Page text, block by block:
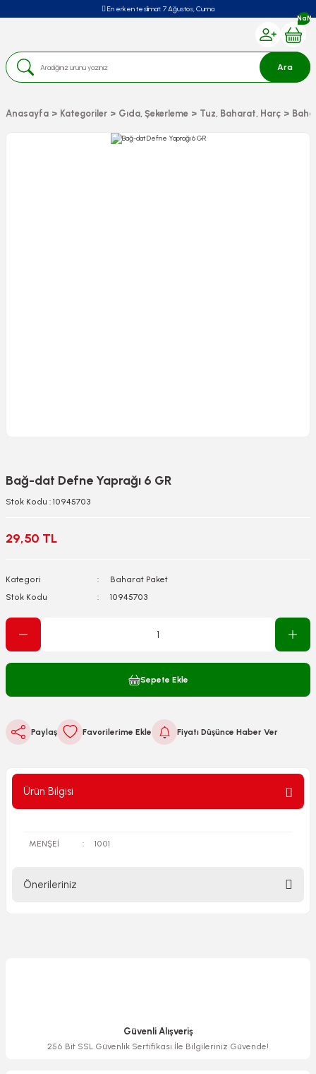
En erken teslimat: 7 Ağustos, Cuma
Ara
NaN
Anasayfa Kategoriler Gıda, Şekerleme Tuz, Baharat, Harç
Bağ-dat Defne Yaprağı 6 GR
Stok Kodu : 10945703
29,50 TL
Kategori
Baharat Paket
Stok Kodu
10945703
Sepete Ekle
Paylaş Fiyatı Düşünce Haber Ver
Ürün Bilgisi
MENŞEİ : 1001
Önerileriniz
Ürün bilgilerinde hatalar bulunuyor.
Güvenli Alışveriş
256 Bit SSL Güvenlik Sertifikası İle Bilgileriniz Güvende!